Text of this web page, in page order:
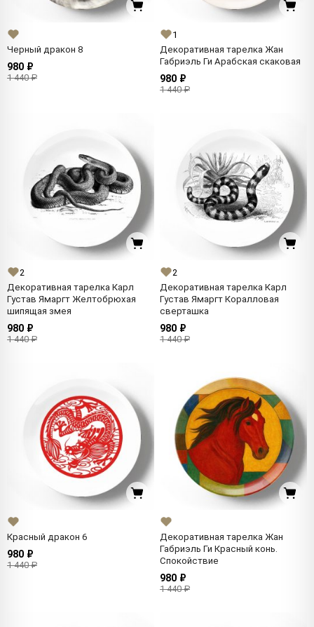
Черный дракон 8
980 ₽
1 440 ₽
1
Декоративная тарелка Жан
Габриэль Ги Арабская скаковая
980 ₽
1 440 ₽
2
Декоративная тарелка Карл
Густав Ямаргт Желтобрюхая
шипящая змея
980 ₽
1 440 ₽
2
Декоративная тарелка Карл
Густав Ямаргт Коралловая
сверташка
980 ₽
1 440 ₽
Красный дракон 6
980 ₽
1 440 ₽
Декоративная тарелка Жан
Габриэль Ги Красный конь.
Спокойствие
980 ₽
1 440 ₽